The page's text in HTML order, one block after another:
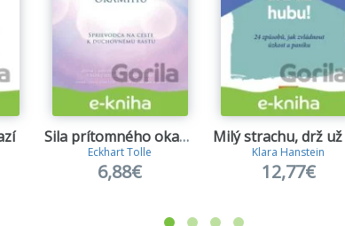
Sila prítomného okamihu
Eckhart Tolle
6,88€
Klara Hanstein
12,77€